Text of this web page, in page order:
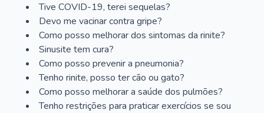
Tive COVID-19, terei sequelas?
Devo me vacinar contra gripe?
Como posso melhorar dos sintomas da rinite?
Sinusite tem cura?
Como posso prevenir a pneumonia?
Tenho rinite, posso ter cão ou gato?
Como posso melhorar a saúde dos pulmões?
Tenho restrições para praticar exercícios se sou